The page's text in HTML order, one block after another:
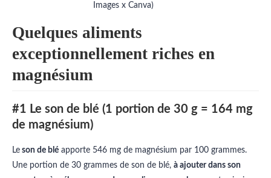
Images x Canva)
Quelques aliments
exceptionnellement riches en
magnésium
#1 Le son de blé (1 portion de 30 g = 164 mg
de magnésium)
Le son de blé apporte 546 mg de magnésium par 100 grammes.
Une portion de 30 grammes de son de blé, à ajouter dans son